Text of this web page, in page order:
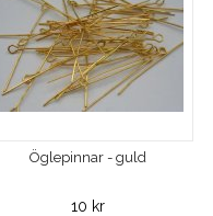
Öglepinnar - guld
10 kr